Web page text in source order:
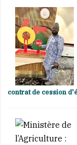
contrat de cession